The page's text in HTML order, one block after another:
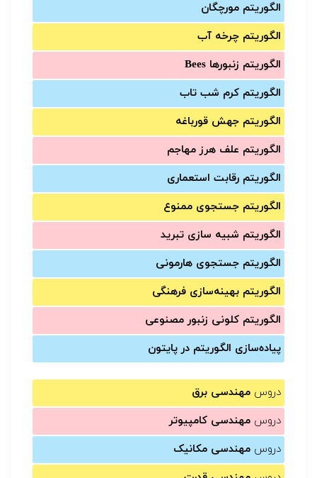
الگوریتم مورچگان
الگوریتم چرخه آب
الگوریتم زنبورها Bees
الگوریتم کرم شب تاب
الگوریتم جهش قورباغه
الگوریتم علف هرز مهاجم
الگوریتم رقابت استعماری
الگوریتم جستجوی ممنوع
الگوریتم شبیه سازی تبرید
الگوریتم جستجوی هارمونی
الگوریتم بهینه‌سازی فرهنگی
الگوریتم کلونی زنبور مصنوعی
پیاده‌سازی الگوریتم در پایتون
دروس مهندسی برق
دروس مهندسی کامپیوتر
دروس مهندسی مکانیک